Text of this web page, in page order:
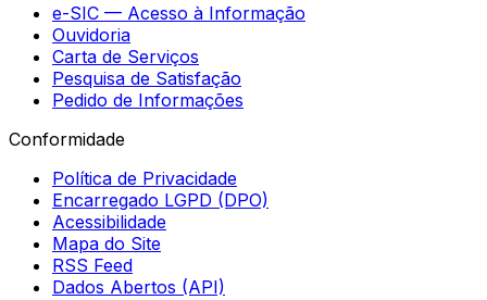
e-SIC — Acesso à Informação
Ouvidoria
Carta de Serviços
Pesquisa de Satisfação
Pedido de Informações
Conformidade
Política de Privacidade
Encarregado LGPD (DPO)
Acessibilidade
Mapa do Site
RSS Feed
Dados Abertos (API)